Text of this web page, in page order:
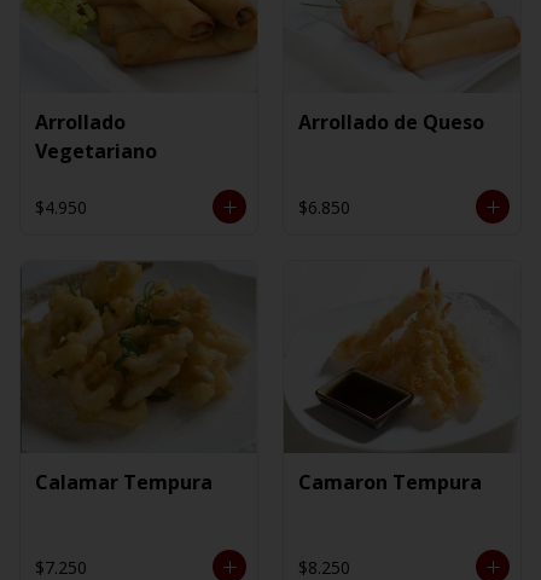
Arrollado
Vegetariano
$4.950
Arrollado de Queso
$6.850
Calamar Tempura
$7.250
Camaron Tempura
$8.250